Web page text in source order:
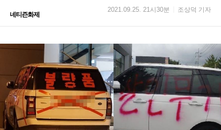
네티즌화제
2021.09.25. 21시30분 조상덕 기자